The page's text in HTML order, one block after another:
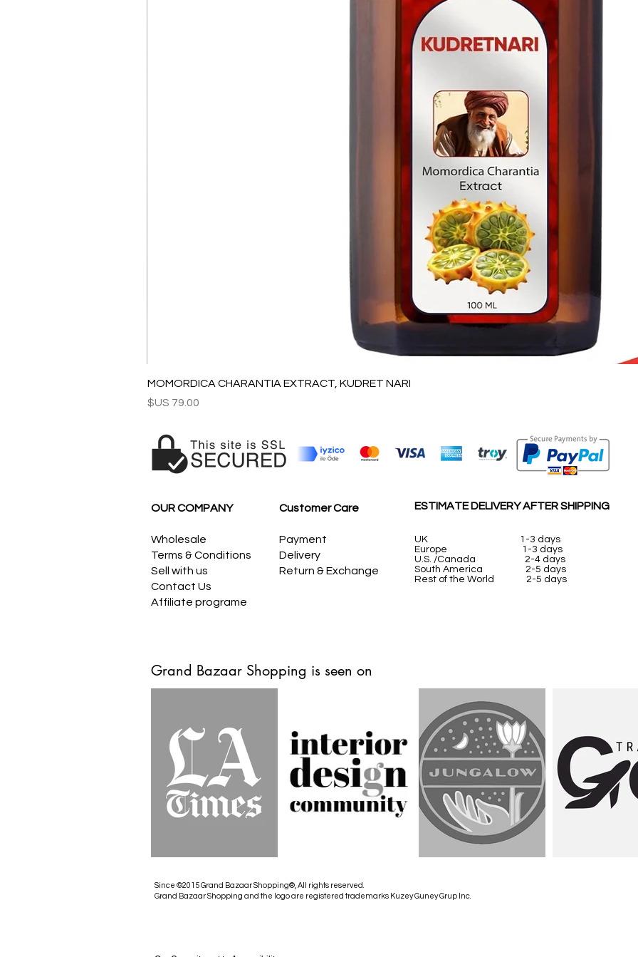
MOMORDICA CHARANTIA EXTRACT, KUDRET NARI
السعر
OUR COMPANY
Wholesale
Terms & Conditions
Sell with us
Contact Us
Affiliate programe
Customer Care
Payment
Delivery
Return & Exchange
ESTIMATE DELIVERY AFTER SHIPPING
UK
1-3 days
Europe 1-3 days
U.S. /Canada 2-4 days
South America 2-5 days
Rest of the World 2-5 days
Grand Bazaar Shopping is seen on
Since ©2015 Grand Bazaar Shopping®, All rights reserved.
Grand Bazaar Shopping and the logo are registered trademarks Kuzey Guney Grup Inc.